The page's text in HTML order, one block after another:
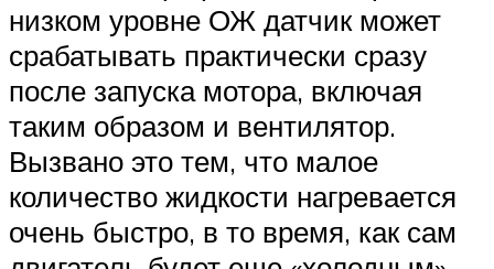
низком уровне ОЖ датчик может
срабатывать практически сразу
после запуска мотора, включая
таким образом и вентилятор.
Вызвано это тем, что малое
количество жидкости нагревается
очень быстро, в то время, как сам